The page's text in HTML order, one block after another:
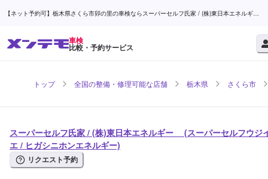
【ネット予約可】栃木県さくら市卯の里の車検ならスーパーセルフ氏家 / (株)東日本エネルギ
車検
比較・予約サービス
トップ 全国の整備・修理可能な店舗 栃木県 さくら市
スーパーセルフ氏家 / (株)東日本エネルギー (スーパーセルフウジ
エ / ヒガシニホンエネルギー)
リクエスト予約